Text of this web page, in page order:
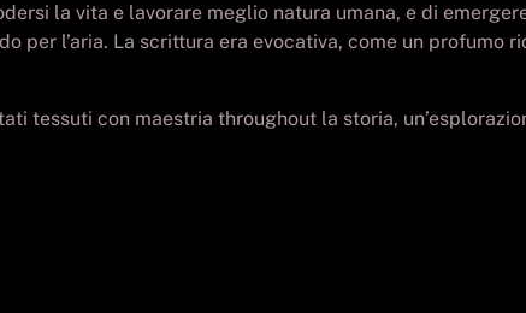
la vita e lavorare meglio natura umana, e di
per l’aria. La scrittura era evocativa, come un
tessuti con maestria throughout la storia,